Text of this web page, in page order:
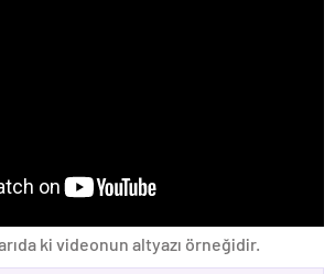
ki videonun altyazı örneğidir.